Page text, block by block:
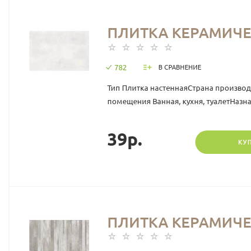
ПЛИТКА
782 В СРАВНЕНИЕ
Тип Плитка настеннаяСтрана
помещения Ванная, кухня,
39р.
ПЛИТКА